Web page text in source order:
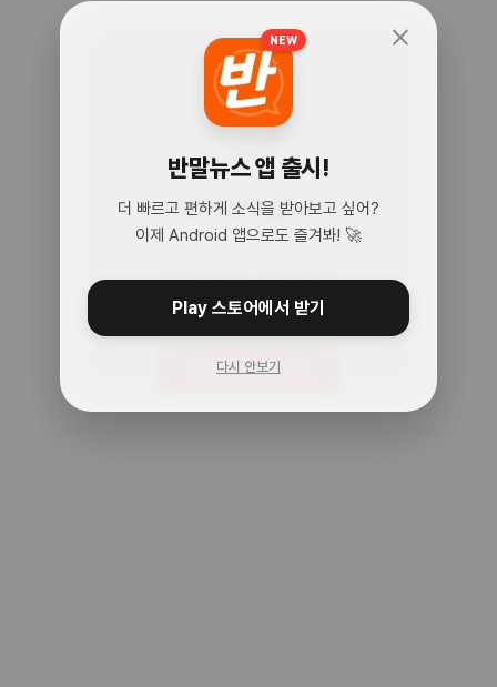
🧐
어? 여기 맞아?
주소를 다시 확인해봐!
메인으로 돌아가기
close
NEW
반말뉴스 앱 출시!
더 빠르고 편하게 소식을 받아보고 싶어?
이제 Android 앱으로도 즐겨봐! 🚀
Play 스토어에서 받기
다시 안보기